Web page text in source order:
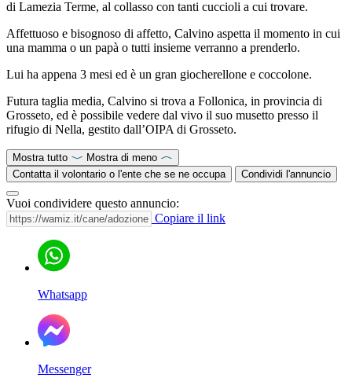
di Lamezia Terme, al collasso con tanti cuccioli a cui trovare.
Affettuoso e bisognoso di affetto, Calvino aspetta il momento in cui
una mamma o un papà o tutti insieme verranno a prenderlo.
Lui ha appena 3 mesi ed è un gran giocherellone e coccolone.
Futura taglia media, Calvino si trova a Follonica, in provincia di
Grosseto, ed è possibile vedere dal vivo il suo musetto presso il
rifugio di Nella, gestito dall’OIPA di Grosseto.
Mostra tutto
Mostra di meno
Contatta il volontario o l'ente che se ne occupa
Condividi l'annuncio
Vuoi condividere questo annuncio:
Copiare il link
Whatsapp
Messenger